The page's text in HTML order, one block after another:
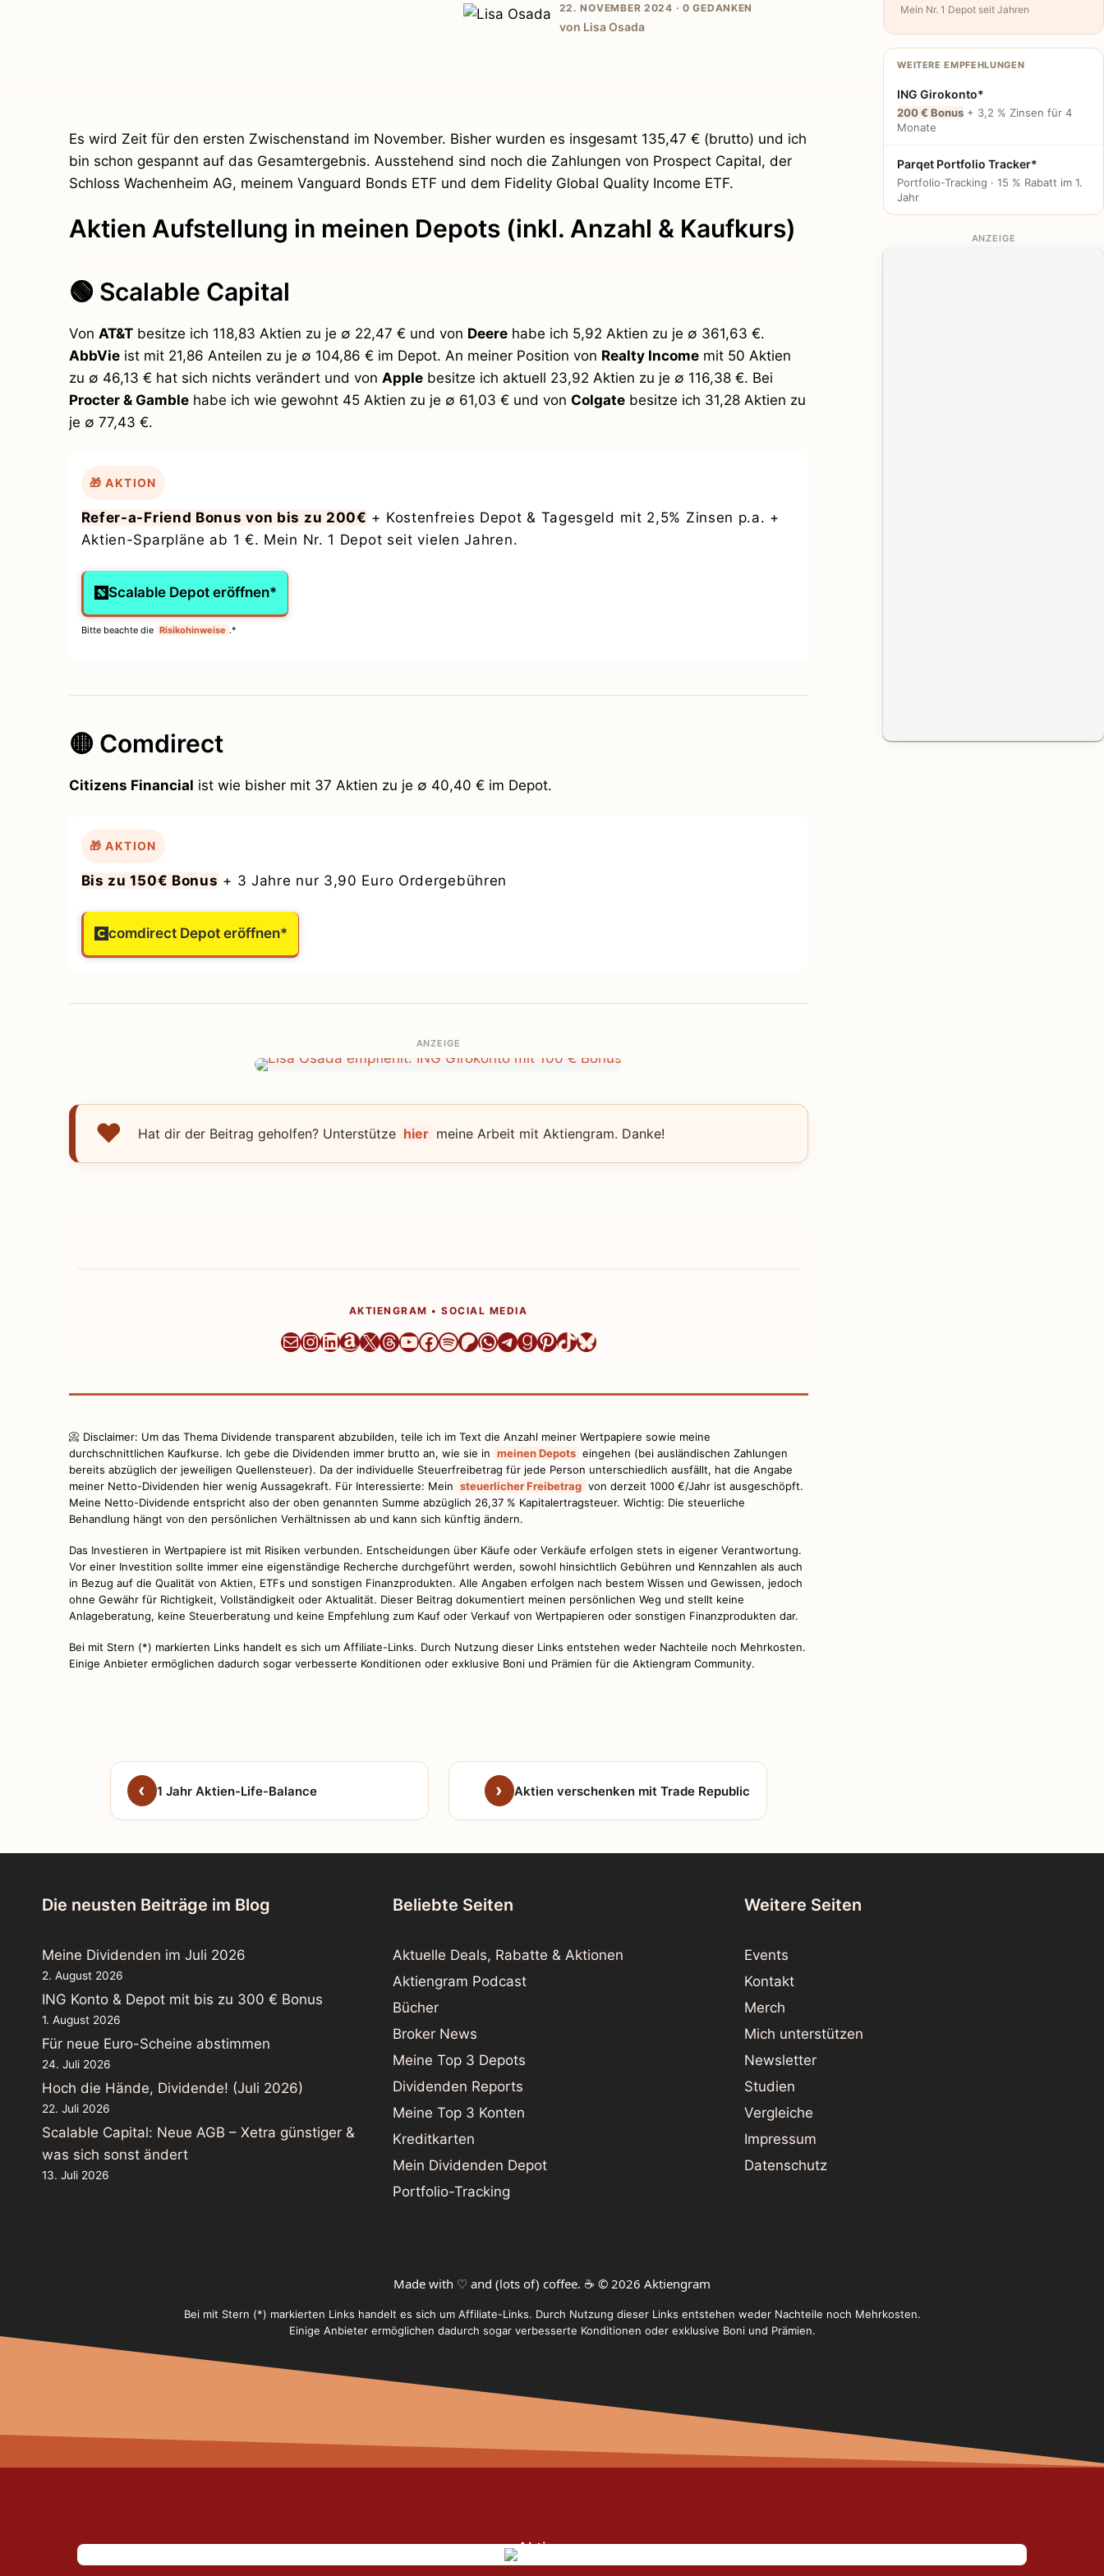
22. NOVEMBER 2024 · 0 GEDANKEN
von Lisa Osada
Es wird Zeit für den ersten Zwischenstand im November. Bisher wurden es insgesamt 135,47 € (brutto) und ich
bin schon gespannt auf das Gesamtergebnis. Ausstehend sind noch die Zahlungen von Prospect Capital, der
Schloss Wachenheim AG, meinem Vanguard Bonds ETF und dem Fidelity Global Quality Income ETF.
Aktien Aufstellung in meinen Depots (inkl. Anzahl & Kaufkurs)
🟢 Scalable Capital
Von AT&Tbesitze ich 118,83 Aktien zu je ∅ 22,47 € und von Deerehabe ich 5,92 Aktien zu je ∅ 361,63 €.
AbbVieist mit 21,86 Anteilen zu je ∅ 104,86 € im Depot. An meiner Position von Realty Incomemit 50 Aktien
zu ∅ 46,13 € hat sich nichts verändert und von Applebesitze ich aktuell 23,92 Aktien zu je ∅ 116,38 €. Bei
Procter & Gamblehabe ich wie gewohnt 45 Aktien zu je ∅ 61,03 € und von Colgatebesitze ich 31,28 Aktien zu
je ∅ 77,43 €.
🎁 AKTION
Refer-a-Friend Bonus von bis zu 200€ + Kostenfreies Depot & Tagesgeld mit 2,5% Zinsen p.a. +
Aktien-Sparpläne ab 1 €. Mein Nr. 1 Depot seit vielen Jahren.
Scalable Depot eröffnen*
Bitte beachte die Risikohinweise .*
🟡 Comdirect
Citizens Financial ist wie bisher mit 37 Aktien zu je ∅ 40,40 € im Depot.
🎁 AKTION
Bis zu 150€ Bonus + 3 Jahre nur 3,90 Euro Ordergebühren
comdirect Depot eröffnen*
ANZEIGE
Hat dir der Beitrag geholfen? Unterstütze hier meine Arbeit mit Aktiengram. Danke!
AKTIENGRAM • SOCIAL MEDIA
Newsletter
Instagram
LinkedIn
Amazon
X Threads
YouTube
Facebook
Spotify
Patreon
WhatsApp
Telegram
Goodreads
Pinterest
TikTok
Bluesky
📀 Disclaimer: Um das Thema Dividende transparent abzubilden, teile ich im Text die Anzahl meiner Wertpapiere sowie meine
durchschnittlichen Kaufkurse. Ich gebe die Dividenden immer brutto an, wie sie in meinen Depots eingehen (bei ausländischen Zahlungen
bereits abzüglich der jeweiligen Quellensteuer). Da der individuelle Steuerfreibetrag für jede Person unterschiedlich ausfällt, hat die Angabe
meiner Netto-Dividenden hier wenig Aussagekraft. Für Interessierte: Mein steuerlicher Freibetrag von derzeit 1000 €/Jahr ist ausgeschöpft.
Meine Netto-Dividende entspricht also der oben genannten Summe abzüglich 26,37 % Kapitalertragsteuer. Wichtig: Die steuerliche
Behandlung hängt von den persönlichen Verhältnissen ab und kann sich künftig ändern.
Das Investieren in Wertpapiere ist mit Risiken verbunden. Entscheidungen über Käufe oder Verkäufe erfolgen stets in eigener Verantwortung.
Vor einer Investition sollte immer eine eigenständige Recherche durchgeführt werden, sowohl hinsichtlich Gebühren und Kennzahlen als auch
in Bezug auf die Qualität von Aktien, ETFs und sonstigen Finanzprodukten. Alle Angaben erfolgen nach bestem Wissen und Gewissen, jedoch
ohne Gewähr für Richtigkeit, Vollständigkeit oder Aktualität. Dieser Beitrag dokumentiert meinen persönlichen Weg und stellt keine
Anlageberatung, keine Steuerberatung und keine Empfehlung zum Kauf oder Verkauf von Wertpapieren oder sonstigen Finanzprodukten dar.
Bei mit Stern (*) markierten Links handelt es sich um Affiliate-Links. Durch Nutzung dieser Links entstehen weder Nachteile noch Mehrkosten.
Einige Anbieter ermöglichen dadurch sogar verbesserte Konditionen oder exklusive Boni und Prämien für die Aktiengram Community.
1 Jahr Aktien-Life-Balance Aktien verschenken mit Trade Republic
Mein Nr. 1 Depot seit Jahren
WEITERE EMPFEHLUNGEN
ING Girokonto*
200 € Bonus + 3,2 % Zinsen für 4
Monate
Parqet Portfolio Tracker*
Portfolio-Tracking · 15 % Rabatt im 1.
Jahr
ANZEIGE
Die neusten Beiträge im Blog
Meine Dividenden im Juli 2026
2. August 2026
ING Konto & Depot mit bis zu 300 € Bonus
1. August 2026
Für neue Euro-Scheine abstimmen
24. Juli 2026
Hoch die Hände, Dividende! (Juli 2026)
22. Juli 2026
Scalable Capital: Neue AGB – Xetra günstiger &
was sich sonst ändert
13. Juli 2026
Beliebte Seiten
Aktuelle Deals, Rabatte & Aktionen
Aktiengram Podcast
Bücher
Broker News
Meine Top 3 Depots
Dividenden Reports
Meine Top 3 Konten
Kreditkarten
Mein Dividenden Depot
Portfolio-Tracking
Weitere Seiten
Events
Kontakt
Merch
Mich unterstützen
Newsletter
Studien
Vergleiche
Impressum
Datenschutz
Made with ♡ and (lots of) coffee. ☕️ © 2026 Aktiengram
Bei mit Stern (*) markierten Links handelt es sich um Affiliate-Links. Durch Nutzung dieser Links entstehen weder Nachteile noch Mehrkosten.
Einige Anbieter ermöglichen dadurch sogar verbesserte Konditionen oder exklusive Boni und Prämien.